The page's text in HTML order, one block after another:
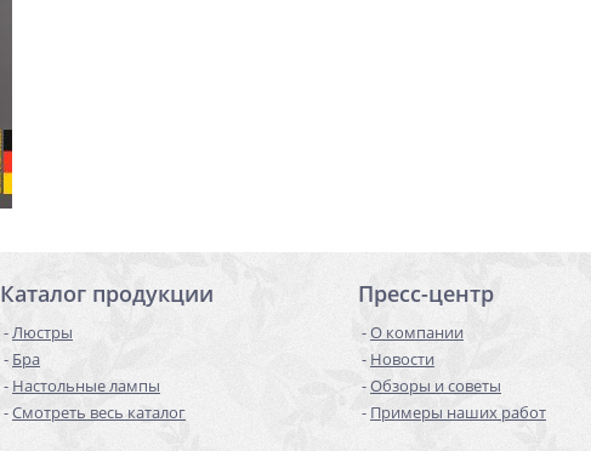
Каталог продукции
Люстры
Бра
Настольные лампы
Смотреть весь каталог
Пресс-центр
О компании
Новости
Обзоры и советы
Примеры наших работ